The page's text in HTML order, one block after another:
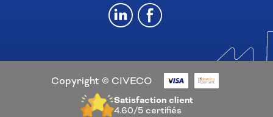
Copyright © CIVECO
Satisfaction client
4.60/5certifiés